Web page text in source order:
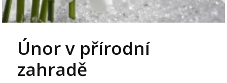
Únor v přírodní
zahradě